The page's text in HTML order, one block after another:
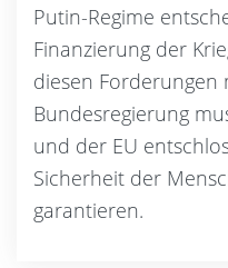
Putin-Regime
Finanzierung der
diesen Forderungen
Bundesregierung
und der EU
Sicherheit der
garantieren.